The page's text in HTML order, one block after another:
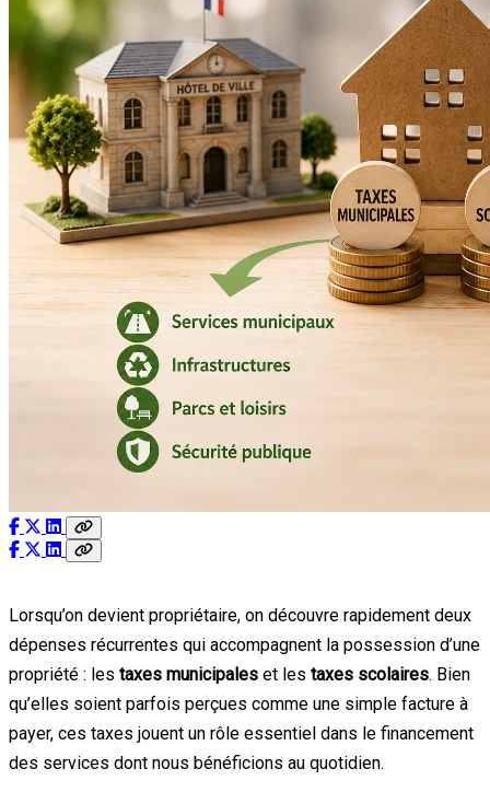
Lorsqu’on devient propriétaire, on découvre rapidement deux
dépenses récurrentes qui accompagnent la possession d’une
propriété : les taxes municipales et les taxes scolaires. Bien
qu’elles soient parfois perçues comme une simple facture à
payer, ces taxes jouent un rôle essentiel dans le financement
des services dont nous bénéficions au quotidien.